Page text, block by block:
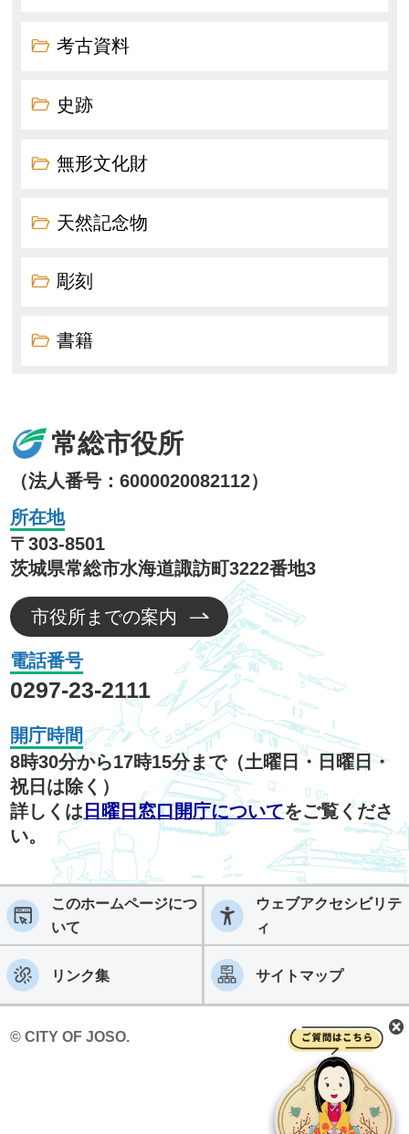
考古資料
史跡
無形文化財
天然記念物
彫刻
書籍
常総市役所
（法人番号：6000020082112）
所在地
〒303-8501
茨城県常総市水海道諏訪町3222番地3
市役所までの案内
電話番号
0297-23-2111
開庁時間
8時30分から17時15分まで（土曜日・日曜日・
祝日は除く）
詳しくは 日曜日窓口開庁についてをご覧くださ
い。
このホームページにつ
いて
ウェブアクセシビリテ
ィ
リンク集 サイトマップ
© CITY OF JOSO.